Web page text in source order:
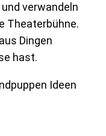
verwandeln
Theaterbühne.
Dingen
hast.
Ideen